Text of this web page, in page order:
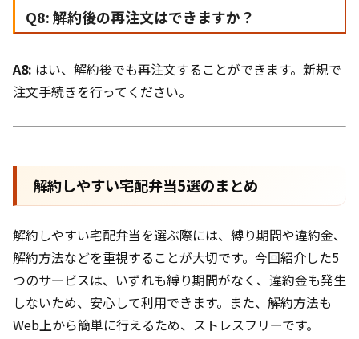
Q8: 解約後の再注文はできますか？
A8: はい、解約後でも再注文することができます。新規で
注文手続きを行ってください。
解約しやすい宅配弁当5選のまとめ
解約しやすい宅配弁当を選ぶ際には、縛り期間や違約金、
解約方法などを重視することが大切です。今回紹介した5
つのサービスは、いずれも縛り期間がなく、違約金も発生
しないため、安心して利用できます。また、解約方法も
Web上から簡単に行えるため、ストレスフリーです。